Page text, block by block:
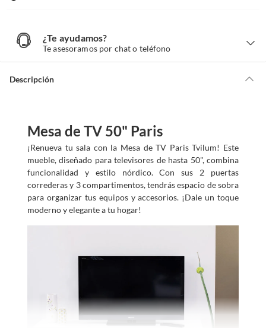
¿Te ayudamos?
Te asesoramos por chat o teléfono
y
a
Descripción
Mesa de TV 50" Paris
¡Renueva tu sala con la Mesa de TV Paris Tvilum! Este
mueble, diseñado para televisores de hasta 50", combina
funcionalidad y estilo nórdico. Con sus 2 puertas
correderas y 3 compartimentos, tendrás espacio de sobra
para organizar tus equipos y accesorios. ¡Dale un toque
moderno y elegante a tu hogar!